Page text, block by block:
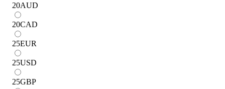
20AUD
20CAD
25EUR
25USD
25GBP